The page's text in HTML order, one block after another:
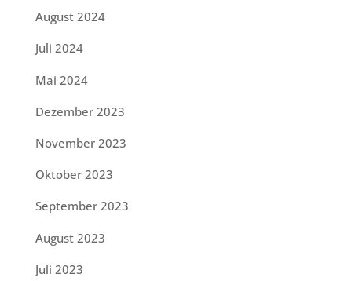
August 2024
Juli 2024
Mai 2024
Dezember 2023
November 2023
Oktober 2023
September 2023
August 2023
Juli 2023